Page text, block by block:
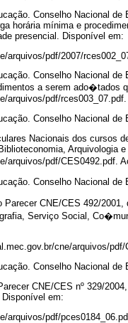
Conselho Nacional
horária mínima e
presencial. Disponível em:
arquivos/pdf/2007/
Conselho Nacional
a serem ado�tados
arquivos/pdf/
Conselho Nacional
Nacionais dos cursos
Arquivologia
arquivos/pdf/CES0492.pdf.
Conselho Nacional
Parecer CNE/CES 492/
Serviço Social,
cne/arquivos/
Conselho Nacional
CNE/CES nº 329/
em:
arquivos/pdf/